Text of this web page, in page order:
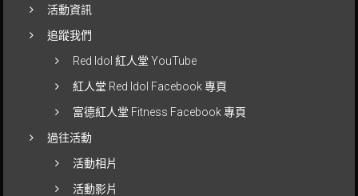
活動資訊
追蹤我們
Red Idol 紅人堂 YouTube
紅人堂 Red Idol Facebook 專頁
富德紅人堂 Fitness Facebook 專頁
過往活動
活動相片
活動影片